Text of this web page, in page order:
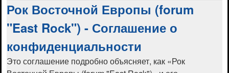
Рок Восточной Европы (forum
"East Rock") - Соглашение о
конфиденциальности
Это соглашение подробно объясняет, как «Рок